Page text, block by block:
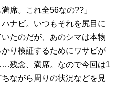
席。これ全56なの??」
ナビ。いつもそれを尻目に
たのだが、あのシマは本物
り検証するためにワサビが
残念、満席。なので今回は1
ながら周りの状況などを見